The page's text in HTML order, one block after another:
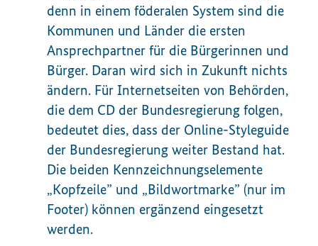
denn in einem föderalen System sind die
Kommunen und Länder die ersten
Ansprechpartner für die Bürgerinnen und
Bürger. Daran wird sich in Zukunft nichts
ändern. Für Internetseiten von Behörden,
die dem CD der Bundesregierung folgen,
bedeutet dies, dass der Online-Styleguide
der Bundesregierung weiter Bestand hat.
Die beiden Kennzeichnungselemente
„Kopfzeile” und „Bildwortmarke” (nur im
Footer) können ergänzend eingesetzt
werden.